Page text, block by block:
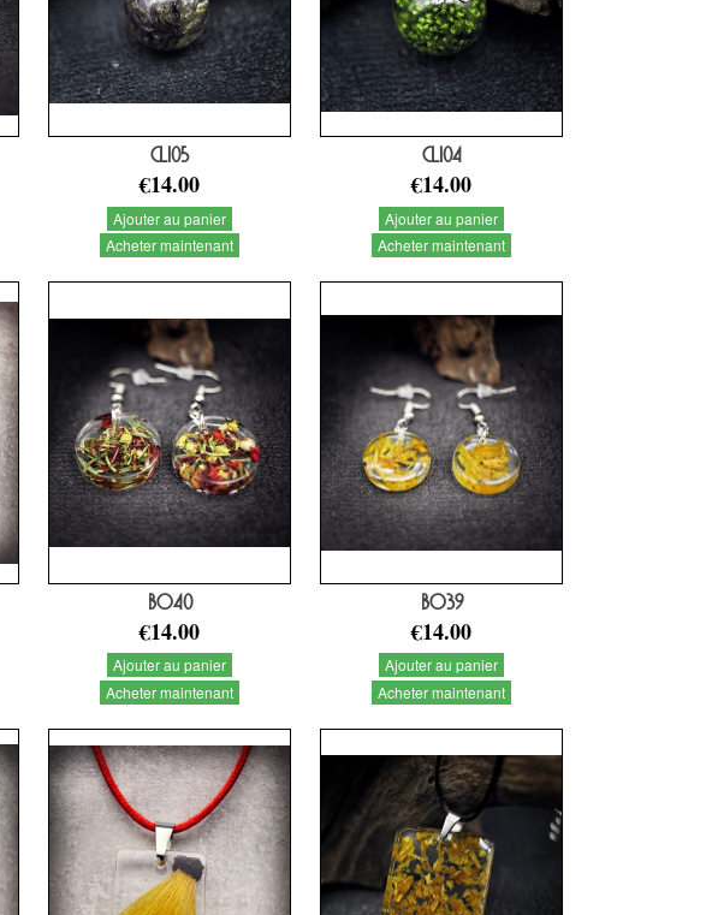
CL105
€14.00
Ajouter au panier
Acheter maintenant
CL104
€14.00
Ajouter au panier
Acheter maintenant
BO40
€14.00
Ajouter au panier
Acheter maintenant
BO39
€14.00
Ajouter au panier
Acheter maintenant